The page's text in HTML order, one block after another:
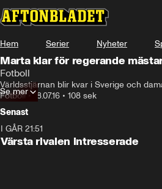
Hem Serier Nyheter
Marta klar för regerande
Fotboll
Världsstjärnan blir kvar i Sverige och
Fotboll•18.07.16 • 108 sek
Se mer
Senast
I GÅR 21:51
Värsta rivalen intresserade